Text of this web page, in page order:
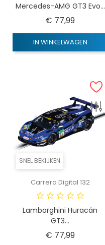
Mercedes-AMG GT3 Evo...
€ 77,99Prijs
IN WINKELWAGEN
SNEL BEKIJKEN
Carrera Digital 132
Lamborghini Huracán
GT3...
€ 77,99Prijs